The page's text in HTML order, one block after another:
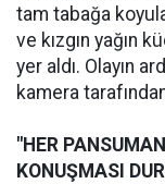
tam tabağa
ve kızgın yağın
yer aldı. Olayın
kamera
"HER
KONUŞMASI